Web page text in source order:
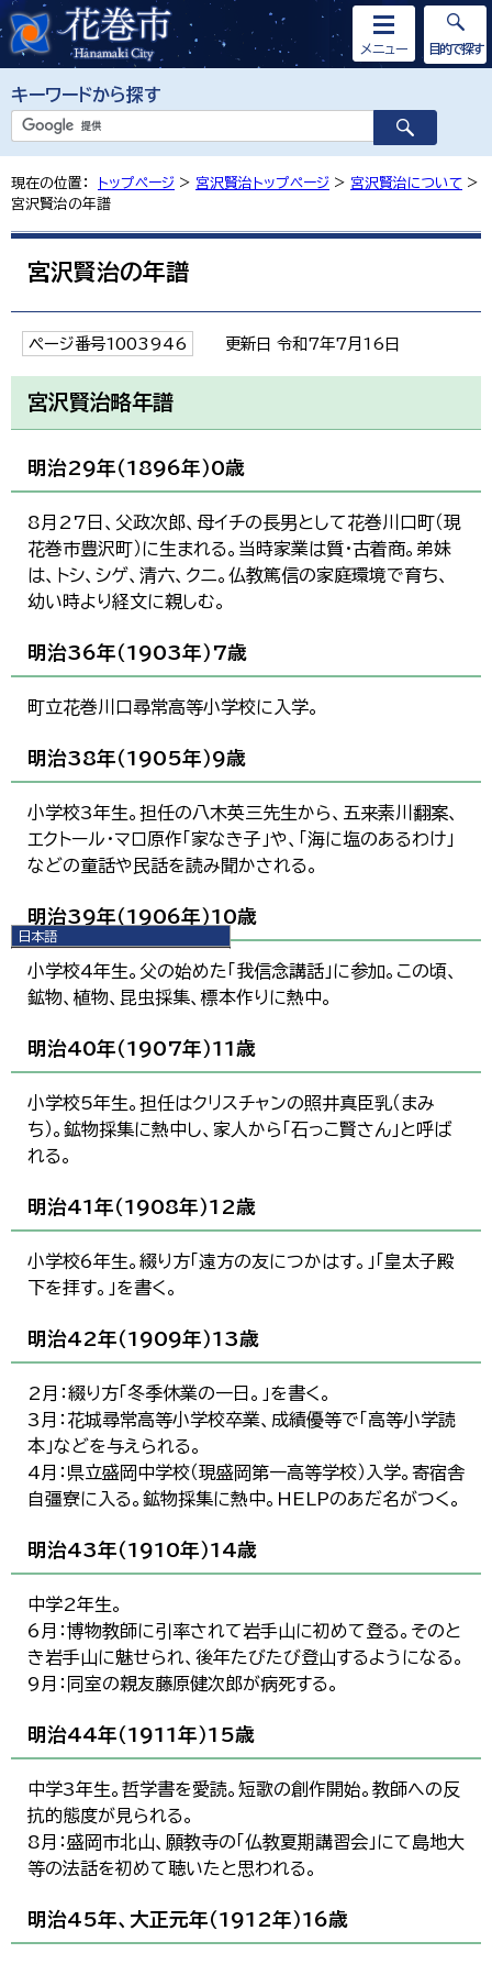
キーワードから探す
メニュー
日本語
English
한국어
繁體中文
目的で探す
現在の位置： トップページ > 宮沢賢治トップページ > 宮沢賢治について >
宮沢賢治の年譜
宮沢賢治の年譜
ページ番号1003946 更新日 令和7年7月16日
宮沢賢治略年譜
明治29年（1896年）0歳
8月27日、父政次郎、母イチの長男として花巻川口町（現
花巻市豊沢町）に生まれる。当時家業は質・古着商。弟妹
は、トシ、シゲ、清六、クニ。仏教篤信の家庭環境で育ち、
幼い時より経文に親しむ。
明治36年（1903年）7歳
町立花巻川口尋常高等小学校に入学。
明治38年（1905年）9歳
小学校3年生。担任の八木英三先生から、五来素川翻案、
エクトール・マロ原作「家なき子」や、「海に塩のあるわけ」
などの童話や民話を読み聞かされる。
明治39年（1906年）10歳
小学校4年生。父の始めた「我信念講話」に参加。この頃、
鉱物、植物、昆虫採集、標本作りに熱中。
明治40年（1907年）11歳
小学校5年生。担任はクリスチャンの照井真臣乳（まみ
ち）。鉱物採集に熱中し、家人から「石っこ賢さん」と呼ば
れる。
明治41年（1908年）12歳
小学校6年生。綴り方「遠方の友につかはす。」「皇太子殿
下を拝す。」を書く。
明治42年（1909年）13歳
2月：綴り方「冬季休業の一日。」を書く。
3月：花城尋常高等小学校卒業、成績優等で「高等小学読
本」などを与えられる。
4月：県立盛岡中学校（現盛岡第一高等学校）入学。寄宿舎
自彊寮に入る。鉱物採集に熱中。HELPのあだ名がつく。
明治43年（1910年）14歳
中学2年生。
6月：博物教師に引率されて岩手山に初めて登る。そのと
き岩手山に魅せられ、後年たびたび登山するようになる。
9月：同室の親友藤原健次郎が病死する。
明治44年（1911年）15歳
中学3年生。哲学書を愛読。短歌の創作開始。教師への反
抗的態度が見られる。
8月：盛岡市北山、願教寺の「仏教夏期講習会」にて島地大
等の法話を初めて聴いたと思われる。
明治45年、大正元年（1912年）16歳